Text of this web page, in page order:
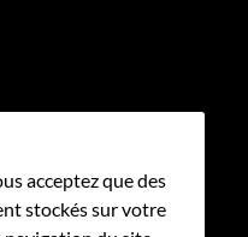
acceptez que des
stockés sur votre